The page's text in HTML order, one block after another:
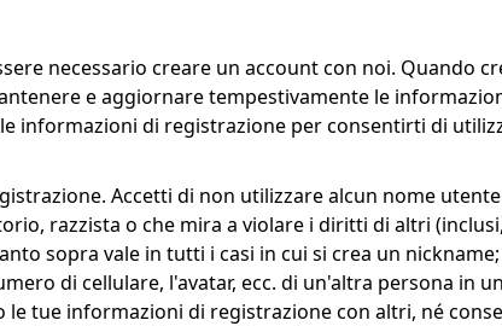
necessario creare un account con noi. Quando
e aggiornare tempestivamente le
informazioni di registrazione per consentirti di
Accetti di non utilizzare alcun nome
razzista o che mira a violare i diritti di altri
sopra vale in tutti i casi in cui si crea un
di cellulare, l'avatar, ecc. di un'altra persona in
tue informazioni di registrazione con altri, né